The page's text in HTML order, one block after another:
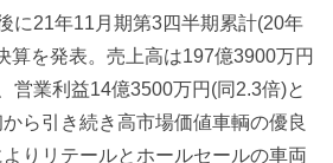
に21年11月期第3四半期累計(20年
算を発表。売上高は197億3900万円
営業利益14億3500万円(同2.3倍)と
ら引き続き高市場価値車輌の優良
りリテールとホールセールの車両